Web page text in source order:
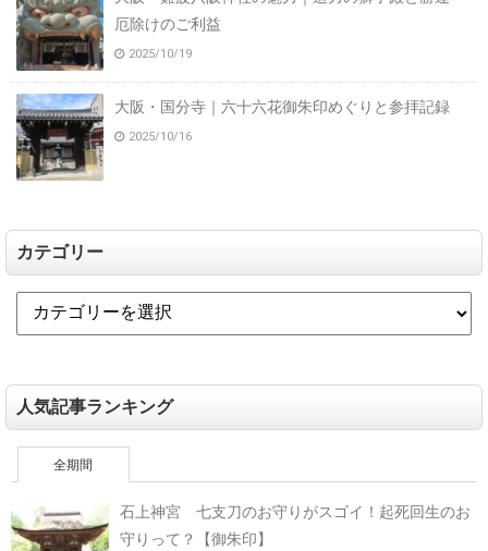
厄除けのご利益
2025/10/19
大阪・国分寺｜六十六花御朱印めぐりと参拝記録
2025/10/16
カテゴリー
人気記事ランキング
全期間
石上神宮 七支刀のお守りがスゴイ！起死回生のお
守りって？【御朱印】